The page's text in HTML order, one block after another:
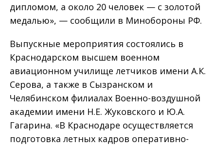
дипломом, а около 20 человек — с золотой
медалью», — сообщили в Минобороны РФ.
Выпускные мероприятия состоялись в
Краснодарском высшем военном
авиационном училище летчиков имени А.К.
Серова, а также в Сызранском и
Челябинском филиалах Военно-воздушной
академии имени Н.Е. Жуковского и Ю.А.
Гагарина. «В Краснодаре осуществляется
подготовка летных кадров оперативно-